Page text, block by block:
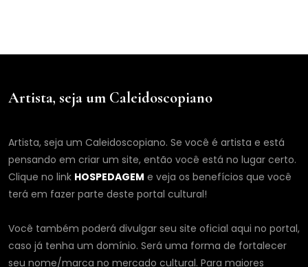
Artista, seja um Caleidoscopiano
Artista, seja um Caleidoscopiano. Se você é artista e está
pensando em criar um site, então você está no lugar certo.
Clique no link HOSPEDAGEM e veja os benefícios que você
terá em fazer parte deste portal cultural!
Você também poderá divulgar seu site oficial aqui no portal,
caso já tenha um domínio. Será uma forma de fortalecer
seu nome/marca no mercado cultural. Para maiores